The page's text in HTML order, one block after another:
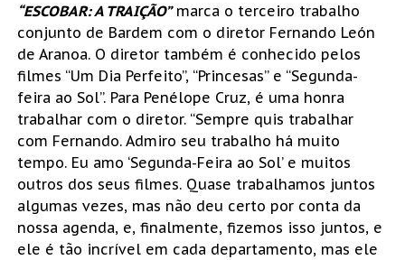
“ESCOBAR: A TRAIÇÃO”marca o terceiro trabalho
conjunto de Bardem com o diretor Fernando León
de Aranoa. O diretor também é conhecido pelos
filmes “Um Dia Perfeito”, “Princesas” e “Segunda-
feira ao Sol”. Para Penélope Cruz, é uma honra
trabalhar com o diretor. “Sempre quis trabalhar
com Fernando. Admiro seu trabalho há muito
tempo. Eu amo ‘Segunda-Feira ao Sol’ e muitos
outros dos seus filmes. Quase trabalhamos juntos
algumas vezes, mas não deu certo por conta da
nossa agenda, e, finalmente, fizemos isso juntos, e
ele é tão incrível em cada departamento, mas ele